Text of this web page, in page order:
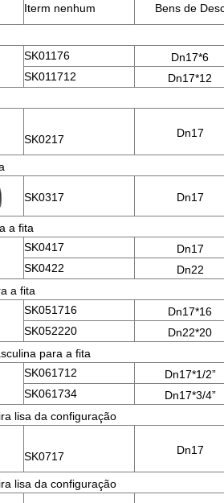
Iterm nenhum Bens de
SK01176
Dn17*6
SK011712
Dn17*12
SK0217 Dn17
SK0317 Dn17
a fita
SK0417
Dn17
SK0422
Dn22
a fita
SK051716
Dn17*16
SK052220
Dn22*20
para a fita
SK061712
Dn17*1/2”
SK061734
Dn17*3/4”
lisa da configuração
SK0717 Dn17
lisa da configuração